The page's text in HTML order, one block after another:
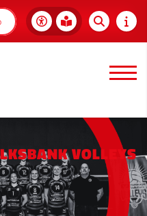
VOLLEYS